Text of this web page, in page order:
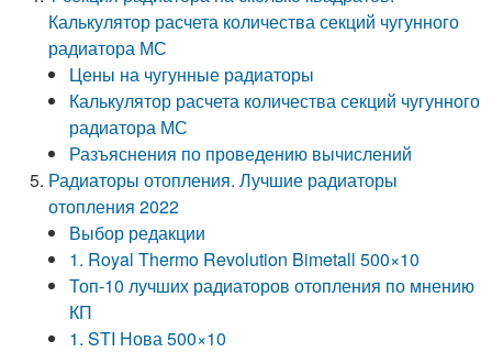
Калькулятор расчета количества секций чугунного
радиатора МС
Цены на чугунные радиаторы
Калькулятор расчета количества секций чугунного
радиатора МС
Разъяснения по проведению вычислений
Радиаторы отопления. Лучшие радиаторы
отопления 2022
Выбор редакции
1. Royal Thermo Revolution Bimetall 500×10
Топ-10 лучших радиаторов отопления по мнению
КП
1. STI Нова 500×10